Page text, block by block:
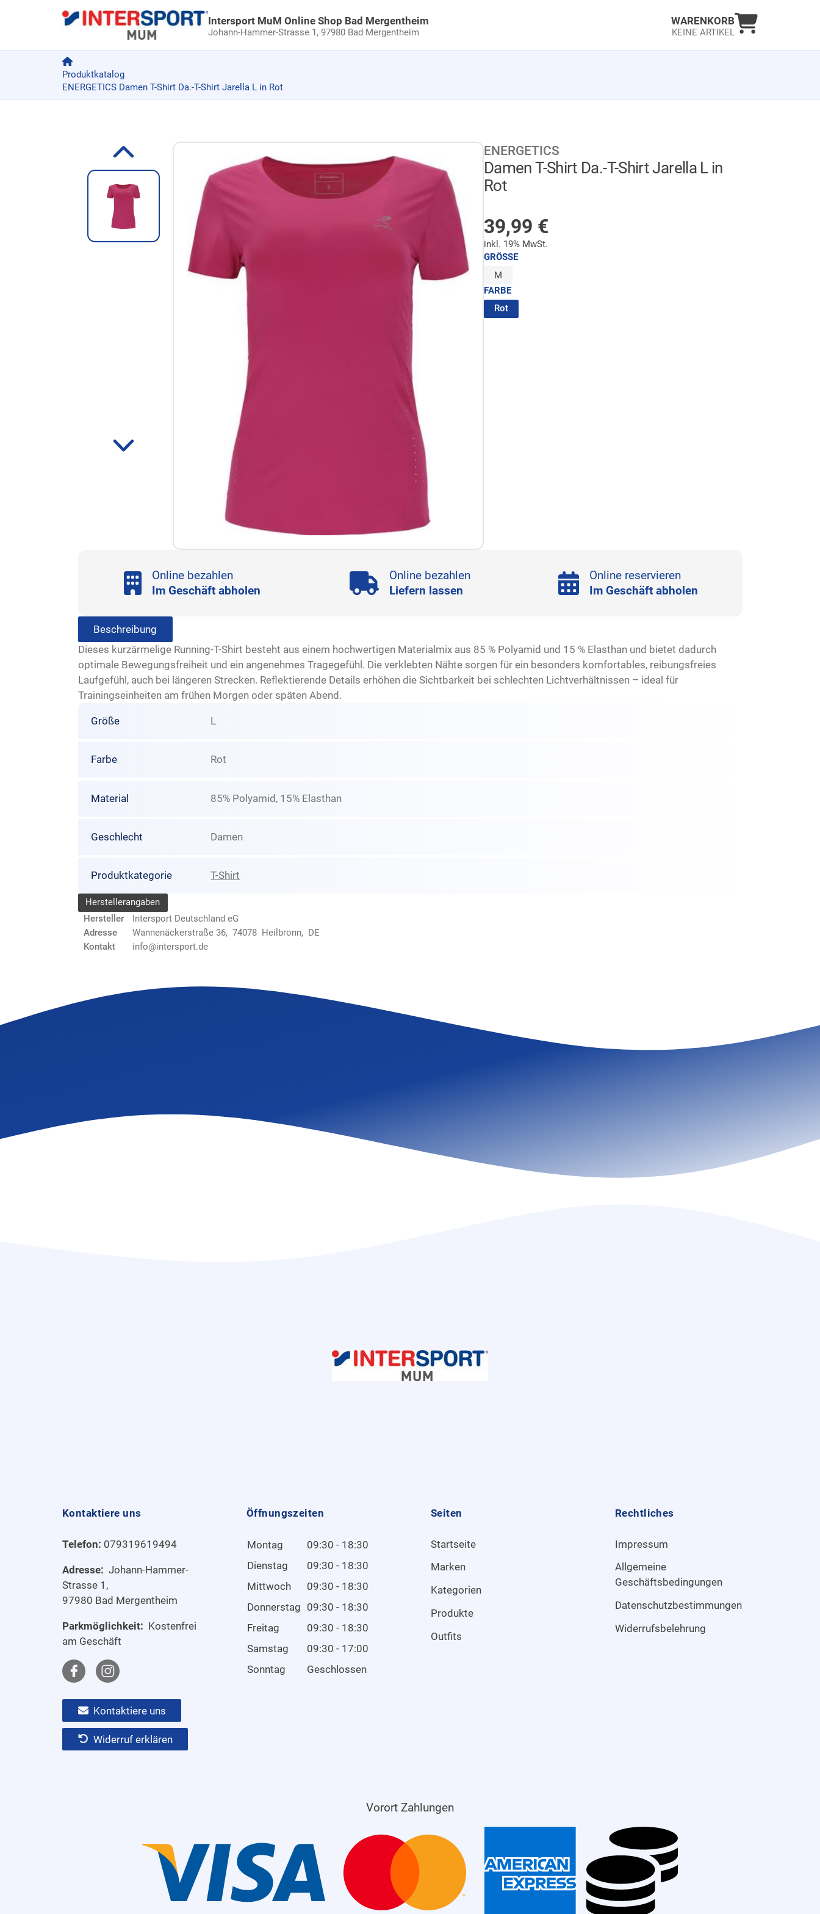
Intersport MuM Online Shop Bad Mergentheim
Johann-Hammer-Strasse 1,97980 Bad Mergentheim
WARENKORB
KEINE ARTIKEL
Warenkorb
Produktkatalog
ENERGETICS Damen T-Shirt Da.-T-Shirt Jarella L in Rot
Zur Produktbeschreibung springen ENERGETICS
Damen T-Shirt Da.-T-Shirt Jarella L in
Rot
39,99 €
inkl. 19% MwSt.
GRÖSSE
M
FARBE
Rot(ausgewählt)
Online bezahlen
Im Geschäft abholen
Online bezahlen
Liefern lassen
Online reservieren
Im Geschäft abholen
Beschreibung
Dieses kurzärmelige Running-T-Shirt besteht aus einem hochwertigen Materialmix aus 85 % Polyamid und 15 % Elasthan und bietet dadurch
optimale Bewegungsfreiheit und ein angenehmes Tragegefühl. Die verklebten Nähte sorgen für ein besonders komfortables, reibungsfreies
Laufgefühl, auch bei längeren Strecken. Reflektierende Details erhöhen die Sichtbarkeit bei schlechten Lichtverhältnissen – ideal für
Trainingseinheiten am frühen Morgen oder späten Abend.
Größe L
Farbe Rot
Material 85% Polyamid, 15% Elasthan
Geschlecht Damen
Produktkategorie T-Shirt
Herstellerangaben
Hersteller
Intersport Deutschland eG
Adresse
Wannenäckerstraße 36, 74078 Heilbronn, DE
Kontakt
info@intersport.de
Kontaktiere uns
Telefon: 079319619494
Adresse: Johann-Hammer-
Strasse 1,
97980 Bad Mergentheim
Parkmöglichkeit: Kostenfrei
am Geschäft
Kontaktiere uns
Widerruf erklären
Öffnungszeiten
Montag
09:30 - 18:30
Dienstag
09:30 - 18:30
Mittwoch
09:30 - 18:30
Donnerstag 09:30 - 18:30
Freitag
09:30 - 18:30
Samstag
09:30 - 17:00
Sonntag
Geschlossen
Seiten
Startseite
Marken
Kategorien
Produkte
Outfits
Rechtliches
Impressum
Allgemeine
Geschäftsbedingungen
Datenschutzbestimmungen
Widerrufsbelehrung
Vorort Zahlungen